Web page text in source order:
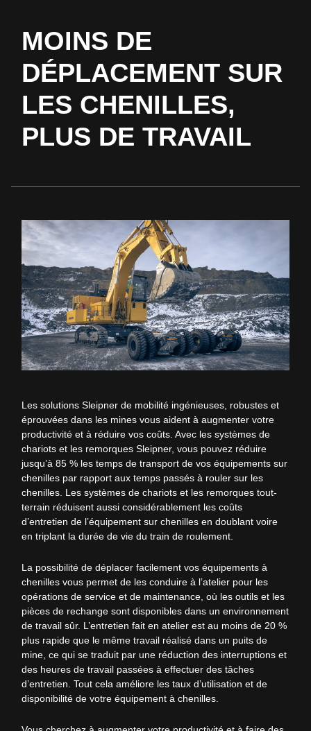
MOINS DE
DÉPLACEMENT SUR
LES CHENILLES,
PLUS DE TRAVAIL
Les solutions Sleipner de mobilité ingénieuses, robustes et
éprouvées dans les mines vous aident à augmenter votre
productivité et à réduire vos coûts. Avec les systèmes de
chariots et les remorques Sleipner, vous pouvez réduire
jusqu’à 85 % les temps de transport de vos équipements sur
chenilles par rapport aux temps passés à rouler sur les
chenilles. Les systèmes de chariots et les remorques tout-
terrain réduisent aussi considérablement les coûts
d’entretien de l’équipement sur chenilles en doublant voire
en triplant la durée de vie du train de roulement.
La possibilité de déplacer facilement vos équipements à
chenilles vous permet de les conduire à l’atelier pour les
opérations de service et de maintenance, où les outils et les
pièces de rechange sont disponibles dans un environnement
de travail sûr. L’entretien fait en atelier est au moins de 20 %
plus rapide que le même travail réalisé dans un puits de
mine, ce qui se traduit par une réduction des interruptions et
des heures de travail passées à effectuer des tâches
d’entretien. Tout cela améliore les taux d’utilisation et de
disponibilité de votre équipement à chenilles.